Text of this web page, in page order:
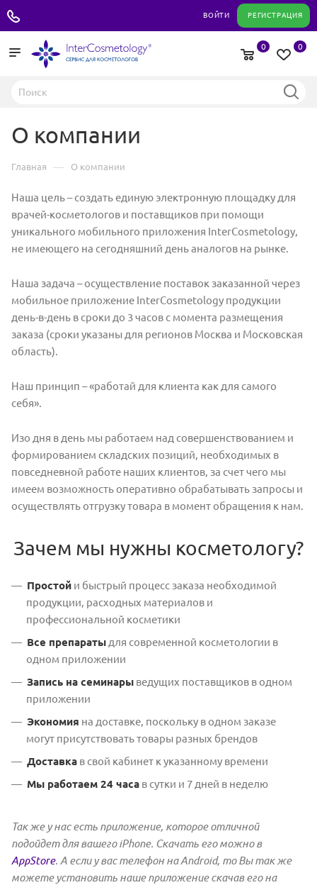
ВОЙТИ РЕГИСТРАЦИЯ
0
0
О компании
Главная — О компании
Наша цель – создать единую электронную площадку для
врачей-косметологов и поставщиков при помощи
уникального мобильного приложения InterCosmetology,
не имеющего на сегодняшний день аналогов на рынке.
Наша задача – осуществление поставок заказанной через
мобильное приложение InterCosmetology продукции
день-в-день в сроки до 3 часов с момента размещения
заказа (сроки указаны для регионов Москва и Московская
область).
Наш принцип – «работай для клиента как для самого
себя».
Изо дня в день мы работаем над совершенствованием и
формированием складских позиций, необходимых в
повседневной работе наших клиентов, за счет чего мы
имеем возможность оперативно обрабатывать запросы и
осуществлять отгрузку товара в момент обращения к нам.
Зачем мы нужны косметологу?
Простой и быстрый процесс заказа необходимой
продукции, расходных материалов и
профессиональной косметики
Все препараты для современной косметологии в
одном приложении
Запись на семинары ведущих поставщиков в одном
приложении
Экономия на доставке, поскольку в одном заказе
могут присутствовать товары разных брендов
Доставка в свой кабинет к указанному времени
Мы работаем 24 часа в сутки и 7 дней в неделю
Так же у нас есть приложение, которое отличной
подойдет для вашего iPhone. Скачать его можно в
AppStore. А если у вас телефон на Android, то Вы так же
можете установить наше приложение скачав его на